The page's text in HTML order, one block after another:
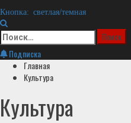
Кнопка: светлая/темная
Найти:
Подписка
Главная
Культура
Культура